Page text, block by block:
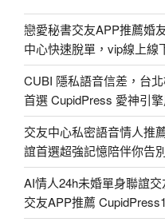
戀愛秘書交友APP推薦婚
中心快速脫單，vip線上線
CUBI 隱私語音信差，台
首選 CupidPress 愛神引
交友中心私密語音情人推
誼首選超強記憶陪伴你告
AI情人24h未婚單身聯誼
交友APP推薦